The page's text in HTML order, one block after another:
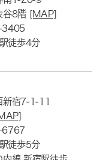
谷8階 [MAP]
3405
徒歩4分
新宿7-1-11
6767
徒歩5分